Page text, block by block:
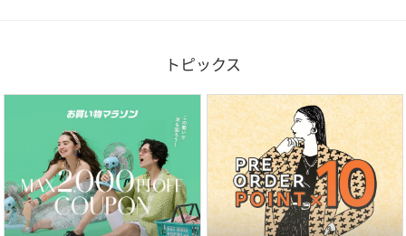
トピックス